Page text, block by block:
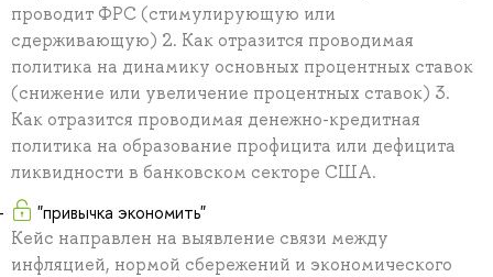
проводит ФРС (стимулирующую или
сдерживающую) 2. Как отразится проводимая
политика на динамику основных процентных ставок
(снижение или увеличение процентных ставок) 3.
Как отразится проводимая денежно-кредитная
политика на образование профицита или дефицита
ликвидности в банковском секторе США.
"привычка экономить"
Кейс направлен на выявление связи между
инфляцией, нормой сбережений и экономического